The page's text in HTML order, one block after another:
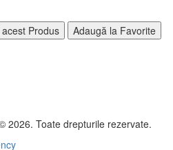
Produs
Adaugă la Favorite
2026. Toate drepturile rezervate.